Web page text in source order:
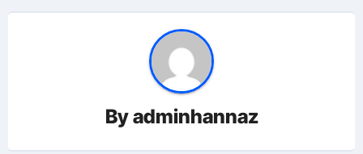
Byadminhannaz